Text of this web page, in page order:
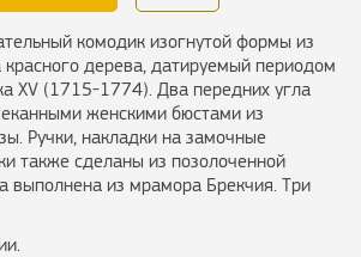
комодик изогнутой формы из
дерева, датируемый периодом
XV (1715-1774). Два передних угла
женскими бюстами из
Ручки, накладки на замочные
также сделаны из позолоченной
выполнена из мрамора Брекчия. Три